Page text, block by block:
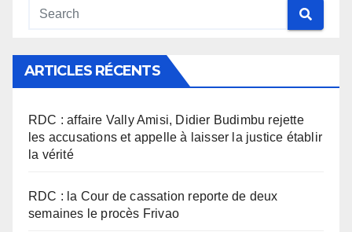
ARTICLES RÉCENTS
RDC : affaire Vally Amisi, Didier Budimbu rejette
les accusations et appelle à laisser la justice établir
la vérité
RDC : la Cour de cassation reporte de deux
semaines le procès Frivao